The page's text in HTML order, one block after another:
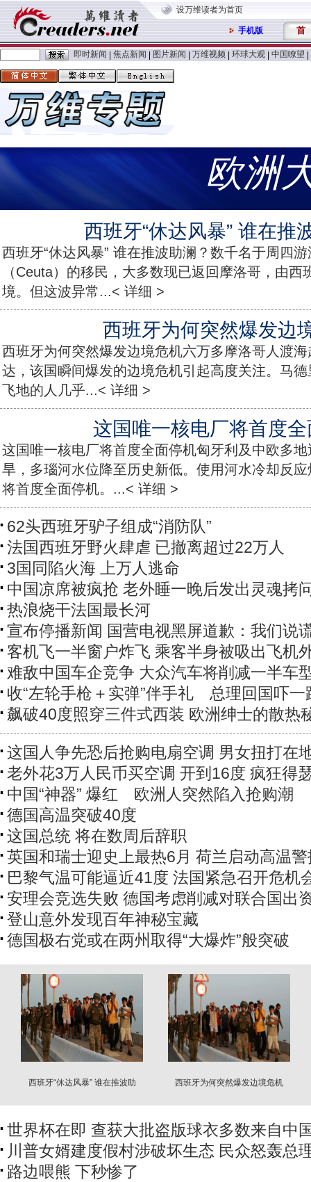
设万维读者为首页
手机版 首
即时新闻 焦点新闻 图片新闻 万维视频 环球大观 中国嘹望
欧洲
西班牙“休达风暴” 谁在推
西班牙“休达风暴” 谁在推波助澜？数千名于周四
（Ceuta）的移民，大多数现已返回摩洛哥，由
境。但这波异常...< 详细 >
西班牙为何突然爆发边
西班牙为何突然爆发边境危机六万多摩洛哥人渡
达，该国瞬间爆发的边境危机引起高度关注。马
飞地的人几乎...< 详细 >
这国唯一核电厂将首度
这国唯一核电厂将首度全面停机匈牙利及中欧多
旱，多瑙河水位降至历史新低。使用河水冷却反
将首度全面停机。...< 详细 >
62头西班牙驴子组成“消防队”
法国西班牙野火肆虐 已撤离超过22万人
3国同陷火海 上万人逃命
中国凉席被疯抢 老外睡一晚后发出灵魂拷
热浪烧干法国最长河
宣布停播新闻 国营电视黑屏道歉：我们说
客机飞一半窗户炸飞 乘客半身被吸出飞机
难敌中国车企竞争 大众汽车将削减一半车
收“左轮手枪＋实弹”伴手礼 总理回国吓一
飙破40度照穿三件式西装 欧洲绅士的散热
这国人争先恐后抢购电扇空调 男女扭打在
老外花3万人民币买空调 开到16度 疯狂得
中国“神器” 爆红 欧洲人突然陷入抢购潮
德国高温突破40度
这国总统 将在数周后辞职
英国和瑞士迎史上最热6月 荷兰启动高温警
巴黎气温可能逼近41度 法国紧急召开危机
安理会竞选失败 德国考虑削减对联合国出
登山意外发现百年神秘宝藏
德国极右党或在两州取得“大爆炸”般突破
西班牙“休达风暴” 谁在推波助
西班牙为何突然爆发边境危机
世界杯在即 查获大批盗版球衣多数来自中
川普女婿建度假村涉破坏生态 民众怒轰总
路边喂熊 下秒惨了